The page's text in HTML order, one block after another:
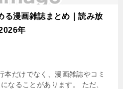
漫画雑誌まとめ｜読み放
年
だけでなく、漫画雑誌やコミ
なることがあります。 ただ、